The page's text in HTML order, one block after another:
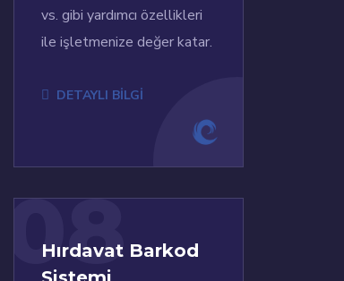
vs. gibi yardımcı özellikleri
ile işletmenize değer katar.
DETAYLI BİLGİ
08
Hırdavat Barkod